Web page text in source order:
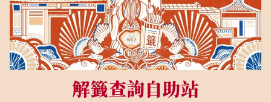
解籤查詢自助站